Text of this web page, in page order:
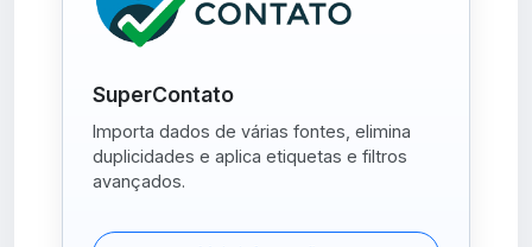
SuperContato
Importa dados de várias fontes, elimina
duplicidades e aplica etiquetas e filtros
avançados.